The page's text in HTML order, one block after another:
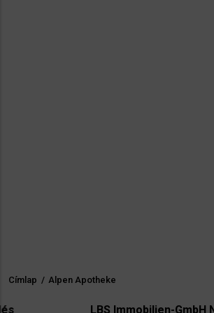
Morzsa
Címlap / Alpen Apotheke
LBS Immobilien-GmbH NordWest